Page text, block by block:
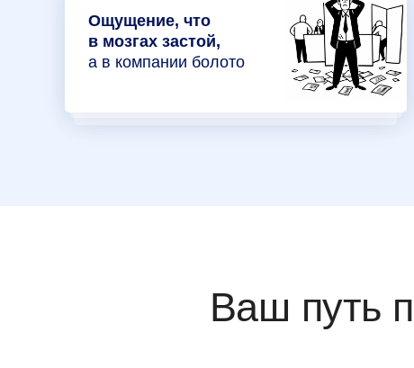
Ощущение, что
в мозгах застой,
а в компании болото
Ваш путь